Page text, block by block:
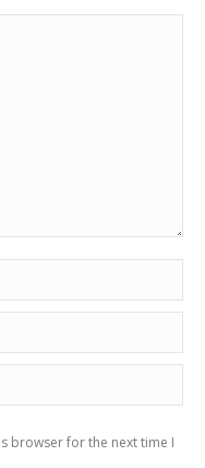
browser for the next time I